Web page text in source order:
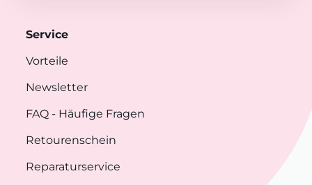
Service
Vorteile
Newsletter
FAQ - Häufige Fragen
Retourenschein
Reparaturservice